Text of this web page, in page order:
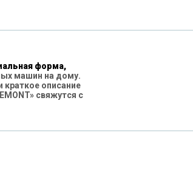
форма,
машин на дому.
описание
свяжутся с